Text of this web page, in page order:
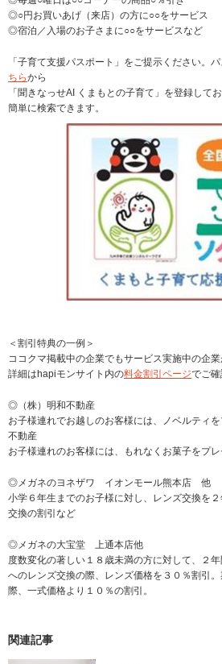
◎○円お買いあげ（来店）の方に○○をサービス
◎宿泊／入場のお子さまに○○をサービスなど
「子育て支援パスポート」をご提示ください。
ちらから
「聞きなっせAI くまもとの子育て」を登録して
簡単に検索できます。
＜割引特典の一例＞
ココクマ掲載中の企業でもサービス実施中の企業
詳細はhapiモンサイト内の料金割引ページでご確
◎（株）明和不動産
お子様連れでお越しのお客様には、ノベルティ
不動産
お子様連れのお客様には、もれなくお菓子をプレ
◎メガネのヨネザワ イオンモール熊本店 他
小学６年生までのお子様に対し、レンズ交換を
交換の割引など
◎メガネの大宝堂 上通本店他
度数変化の著しい１８歳未満の方に対して、２
へのレンズ交換の際、レンズ価格を３０％割引
際、一式価格より１０％の割引。
関連記事